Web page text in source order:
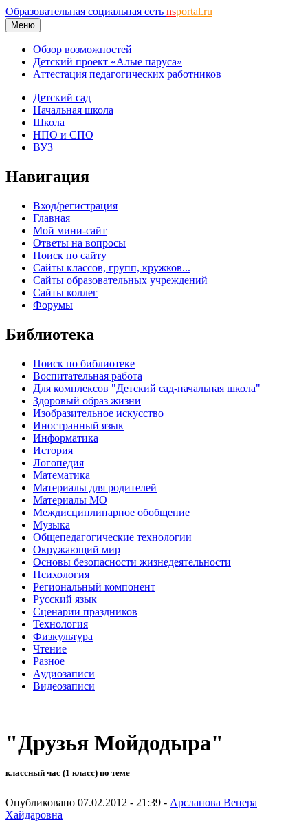
Образовательная социальная сеть nsportal.ru
Меню
Обзор возможностей
Детский проект «Алые паруса»
Аттестация педагогических работников
Детский сад
Начальная школа
Школа
НПО и СПО
ВУЗ
Навигация
Вход/регистрация
Главная
Мой мини-сайт
Ответы на вопросы
Поиск по сайту
Сайты классов, групп, кружков...
Сайты образовательных учреждений
Сайты коллег
Форумы
Библиотека
Поиск по библиотеке
Воспитательная работа
Для комплексов "Детский сад-начальная школа"
Здоровый образ жизни
Изобразительное искусство
Иностранный язык
Информатика
История
Логопедия
Математика
Материалы для родителей
Материалы МО
Междисциплинарное обобщение
Музыка
Общепедагогические технологии
Окружающий мир
Основы безопасности жизнедеятельности
Психология
Региональный компонент
Русский язык
Сценарии праздников
Технология
Физкультура
Чтение
Разное
Аудиозаписи
Видеозаписи
"Друзья Мойдодыра"
классный час (1 класс) по теме
Опубликовано 07.02.2012 - 21:39 - Арсланова Венера
Хайдаровна